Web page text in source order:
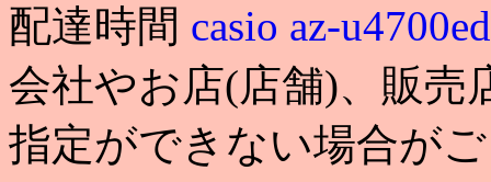
配達時間 casio az-
会社やお店(店舗)、販売
指定ができない場合が